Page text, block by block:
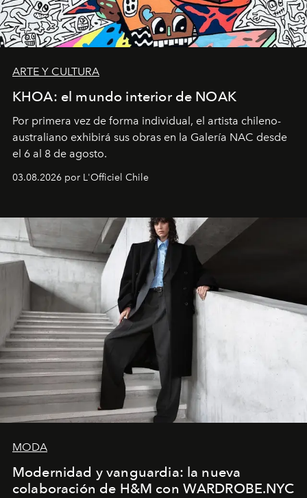
ARTE Y CULTURA
KHOA: el mundo interior de NOAK
Por primera vez de forma individual, el artista chileno-
australiano exhibirá sus obras en la Galería NAC desde
el 6 al 8 de agosto.
03.08.2026 por L'Officiel Chile
MODA
Modernidad y vanguardia: la nueva
colaboración de H&M con WARDROBE.NYC